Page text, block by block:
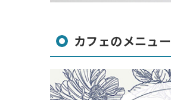
カフェのメニュー